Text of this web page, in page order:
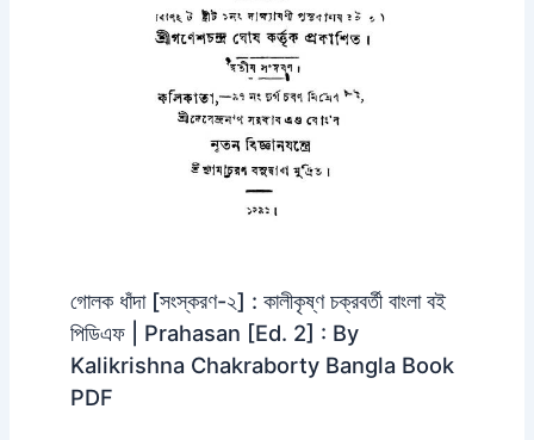
গোলক ধাঁদা [সংস্করণ-২] : কালীকৃষ্ণ চক্রবর্তী বাংলা বই
পিডিএফ | Prahasan [Ed. 2] : By
Kalikrishna Chakraborty Bangla Book
PDF